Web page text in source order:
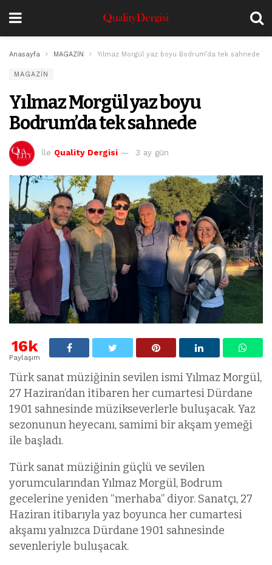
Anasayfa MAGAZİN Yılmaz Morgül yaz boyu Bodrum’da tek sahnede
MAGAZİN
Yılmaz Morgül yaz boyu
Bodrum’da tek sahnede
İle Quality Dergisi 3 ay gün
16k
Paylaşım
Türk sanat müziğinin sevilen ismi Yılmaz Morgül,
27 Haziran’dan itibaren her cumartesi Dürdane
1901 sahnesinde müzikseverlerle buluşacak. Yaz
sezonunun heyecanı, samimi bir akşam yemeği
ile başladı.
Türk sanat müziğinin güçlü ve sevilen
yorumcularından Yılmaz Morgül, Bodrum
gecelerine yeniden “merhaba” diyor. Sanatçı, 27
Haziran itibarıyla yaz boyunca her cumartesi
akşamı yalnızca Dürdane 1901 sahnesinde
sevenleriyle buluşacak.